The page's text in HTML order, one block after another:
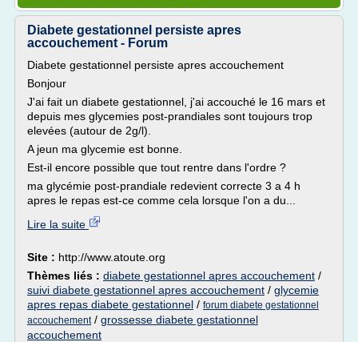
Diabete gestationnel persiste apres
accouchement - Forum
Diabete gestationnel persiste apres accouchement
Bonjour
J'ai fait un diabete gestationnel, j'ai accouché le 16 mars et
depuis mes glycemies post-prandiales sont toujours trop
elevées (autour de 2g/l).
A jeun ma glycemie est bonne.
Est-il encore possible que tout rentre dans l'ordre ?
ma glycémie post-prandiale redevient correcte 3 a 4 h
apres le repas est-ce comme cela lorsque l'on a du...
Lire la suite
Site : http://www.atoute.org
Thèmes liés : diabete gestationnel apres accouchement /
suivi diabete gestationnel apres accouchement / glycemie
apres repas diabete gestationnel / forum diabete gestationnel
accouchement/ grossesse diabete gestationnel
accouchement